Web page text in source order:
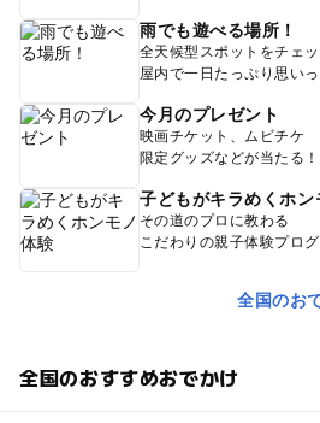
雨でも遊べる場所！
全天候型スポットをチェッ
屋内で一日たっぷり思い
今月のプレゼント
映画チケット、ムビチケ
限定グッズなどが当たる！
子どもがキラめくホン
その道のプロに教わる
こだわりの親子体験プログ
全国のお
全国のおすすめおでかけ